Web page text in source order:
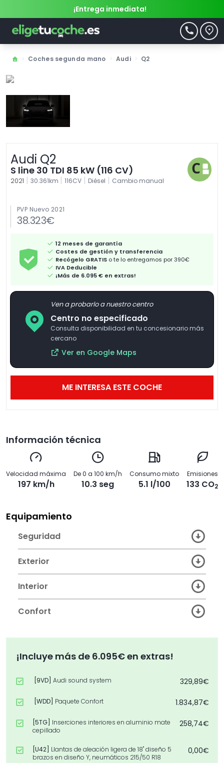
¡Entrega inmediata!
Coches segunda mano Audi Q2
Audi Q2
S line 30 TDI 85 kW (116 CV)
2021 | 30.361km | 116CV | Diésel | Cambio manual
PVP Nuevo 2021
38.323€
12 meses de garantía
Costes de gestión y transferencia
Recógelo GRATIS o te lo entregamos por 390€
IVA Deducible
¡Más de 6.095 € en extras!
Ven a probarlo a nuestro centro
Centro no especificado
Consulta disponibilidad en tu concesionario más
cercano
Ver en Google Maps
ME INTERESA ESTE COCHE
Información técnica
Velocidad máxima
197 km/h
De 0 a 100 km/h
10.3 seg
Consumo mixto
5.1 l/100
Emisiones
133 CO2
Equipamiento
Seguridad
Exterior
Interior
Confort
¡Incluye más de 6.095€ en extras!
[9VD] Audi sound system 329,89€
[WDD] Paquete Confort 1.834,87€
[5TG] Inserciones interiores en aluminio mate
cepillado
258,74€
[U42] Llantas de aleación ligera de 18" diseño 5
brazos en diseño Y, neumáticos 215/50 R18
0,00€